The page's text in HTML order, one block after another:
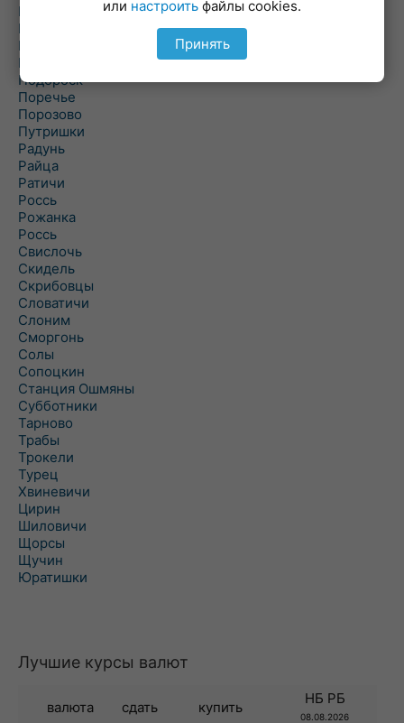
Погородно
Пограничный
Подлабенье
Подольцы
Подороск
Поречье
Порозово
Путришки
Радунь
Райца
Ратичи
Роcсь
Рожанка
Россь
Свислочь
Скидель
Скрибовцы
Словатичи
Слоним
Сморгонь
Солы
Сопоцкин
Станция Ошмяны
Субботники
Тарново
Трабы
Трокели
Турец
Хвиневичи
Цирин
Шиловичи
Щорсы
Щучин
Юратишки
Лучшие курсы валют
валюта сдать купить
НБ РБ
08.08.2026
или настроить файлы cookies.
Принять